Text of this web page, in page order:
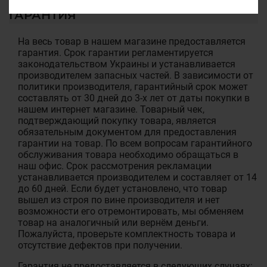
ГАРАНТИЯ
На весь товар в нашем магазине предоставляется
гарантия. Срок гарантии регламентируется
законодательством Украины и устанавливается
производителем запасных частей. В зависимости от
политики производителя, гарантийный срок может
составлять от 30 дней до 3-х лет от даты покупки в
нашем интернет магазине. Товарный чек,
подтверждающий покупку товара, является
обязательным документом для предоставления
гарантии на товар. По всем вопросам гарантийного
обслуживания товара необходимо обращаться в
наш офис. Срок рассмотрения рекламации
устанавливается производителем и составляет от 14
до 60 дней. Если будет установлено, что товар
вышел из строя по вине производителя и нет
возможности его отремонтировать, мы обменяем
товар на аналогичный или вернём деньги.
Пожалуйста, проверьте комплектность товара и
отсутствие дефектов при получении.